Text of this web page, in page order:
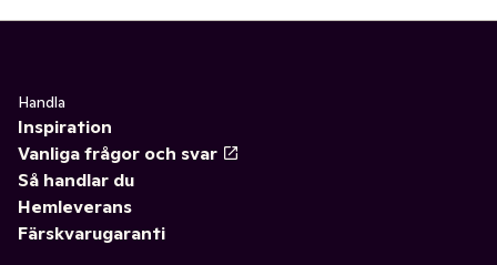
Handla
Inspiration
Vanliga frågor och svar
Så handlar du
Hemleverans
Färskvarugaranti